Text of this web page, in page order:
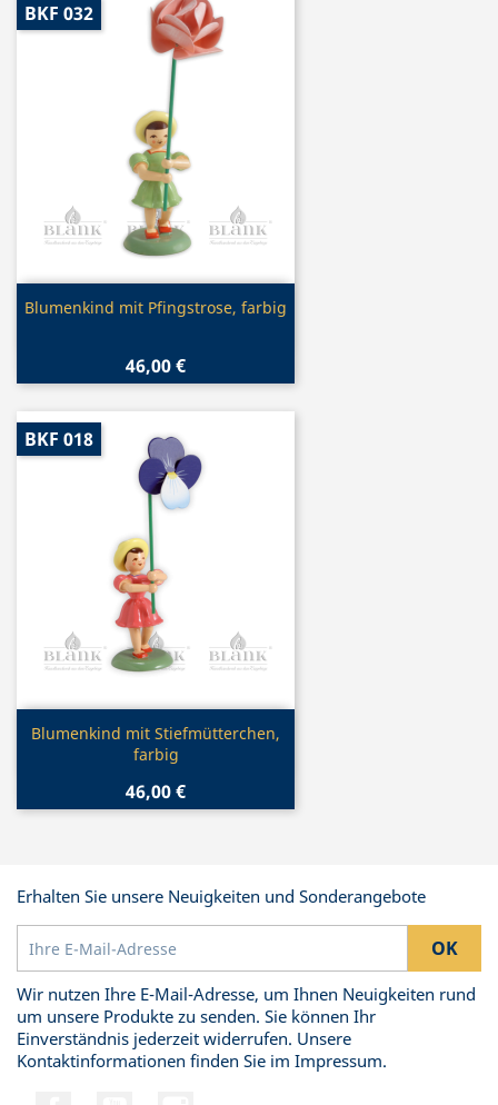
Vorschau
Blumenkind mit Pfingstrose, farbig
46,00 €
BKF 032
 Vorschau
Blumenkind mit Stiefmütterchen,
farbig
46,00 €
BKF 018
Erhalten Sie unsere Neuigkeiten und Sonderangebote
Wir nutzen Ihre E-Mail-Adresse, um Ihnen Neuigkeiten rund
um unsere Produkte zu senden. Sie können Ihr
Einverständnis jederzeit widerrufen. Unsere
Kontaktinformationen finden Sie im Impressum.